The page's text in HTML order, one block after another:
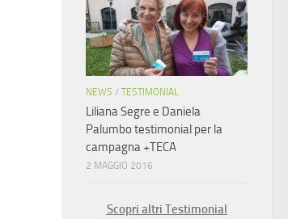
NEWS / TESTIMONIAL
Liliana Segre e Daniela
Palumbo testimonial per la
campagna +TECA
2 MAGGIO 2016
Scopri altri Testimonial